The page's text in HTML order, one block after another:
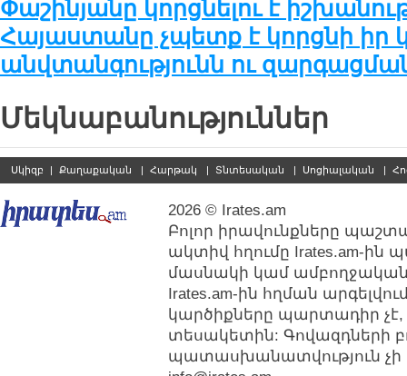
Փաշինյանը կորցնելու է
Հայաստանը չպետք է կորցնի իր
անվտանգությունն ու
Մեկնաբանություններ
Սկիզբ | Քաղաքական | Հարթակ | Տնտեսական | Սոցիալական |
2026 © Irates.am
Բոլոր իրավունքները
ակտիվ հղումը Irates.am-ին
մասնակի կամ
Irates.am-ին հղման
կարծիքները պարտադիր չէ,
տեսակետին: Գովազդների
պատասխանատվություն չի